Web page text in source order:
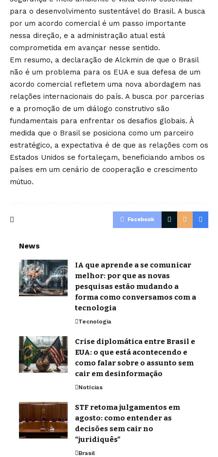
para o desenvolvimento sustentável do Brasil. A busca
por um acordo comercial é um passo importante
nessa direção, e a administração atual está
comprometida em avançar nesse sentido.
Em resumo, a declaração de Alckmin de que o Brasil
não é um problema para os EUA e sua defesa de um
acordo comercial refletem uma nova abordagem nas
relações internacionais do país. A busca por parcerias
e a promoção de um diálogo construtivo são
fundamentais para enfrentar os desafios globais. À
medida que o Brasil se posiciona como um parceiro
estratégico, a expectativa é de que as relações com os
Estados Unidos se fortaleçam, beneficiando ambos os
países em um cenário de cooperação e crescimento
mútuo.
Facebook
News
IA que aprende a se comunicar
melhor: por que as novas
pesquisas estão mudando a
forma como conversamos com a
tecnologia
Tecnologia
Crise diplomática entre Brasil e
EUA: o que está acontecendo e
como falar sobre o assunto sem
cair em desinformação
Notícias
STF retoma julgamentos em
agosto: como entender as
decisões sem cair no
“juridiquês”
Brasil